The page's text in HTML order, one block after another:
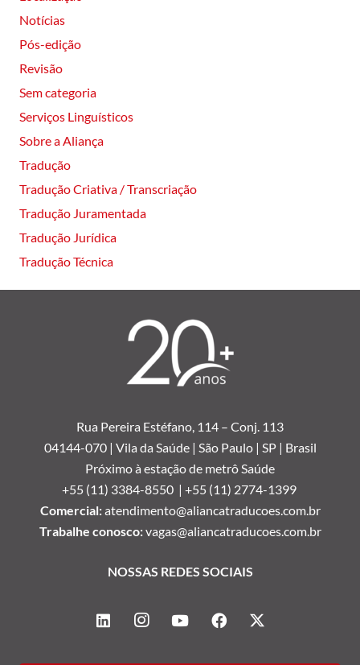
Notícias
Pós-edição
Revisão
Sem categoria
Serviços Linguísticos
Sobre a Aliança
Tradução
Tradução Criativa / Transcriação
Tradução Juramentada
Tradução Jurídica
Tradução Técnica
Rua Pereira Estéfano, 114 – Conj. 113
04144-070 | Vila da Saúde | São Paulo | SP | Brasil
Próximo à estação de metrô Saúde
+55 (11) 3384-8550 | +55 (11) 2774-1399
Comercial:atendimento@aliancatraducoes.com.br
Trabalhe conosco:vagas@aliancatraducoes.com.br
NOSSAS REDES SOCIAIS